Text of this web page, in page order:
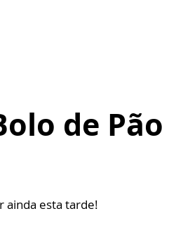
de
ainda esta tarde!